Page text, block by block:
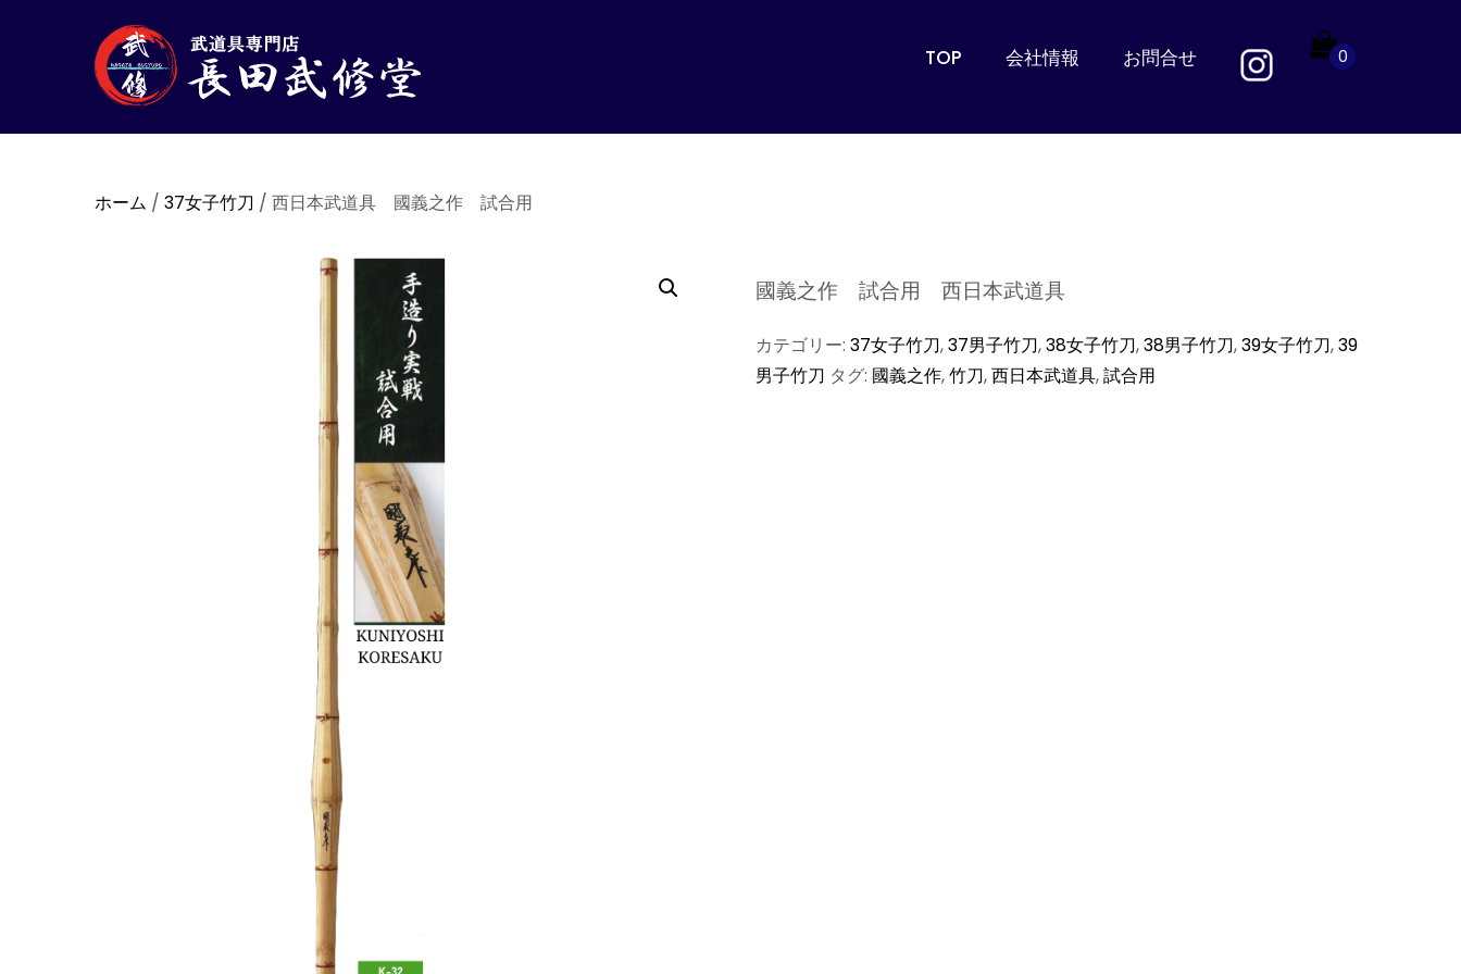
0
TOP 会社情報 お問合せ
ホーム / 37女子竹刀 / 西日本武道具 國義之作 試合用
國義之作 試合用 西日本武道具
カテゴリー:37女子竹刀,37男子竹刀,38女子竹刀,38男子竹刀,39女子竹刀,39
男子竹刀 タグ: 國義之作,竹刀,西日本武道具,試合用